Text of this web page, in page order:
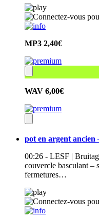
MP3 2,40€
WAV 6,00€
pot en argent ancien
00:26 - LESF |
couvercle basculant –
fermetures…